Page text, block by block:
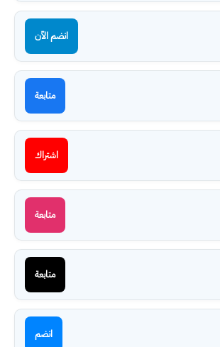
انضم الآن
متابعة
اشتراك
متابعة
متابعة
انضم